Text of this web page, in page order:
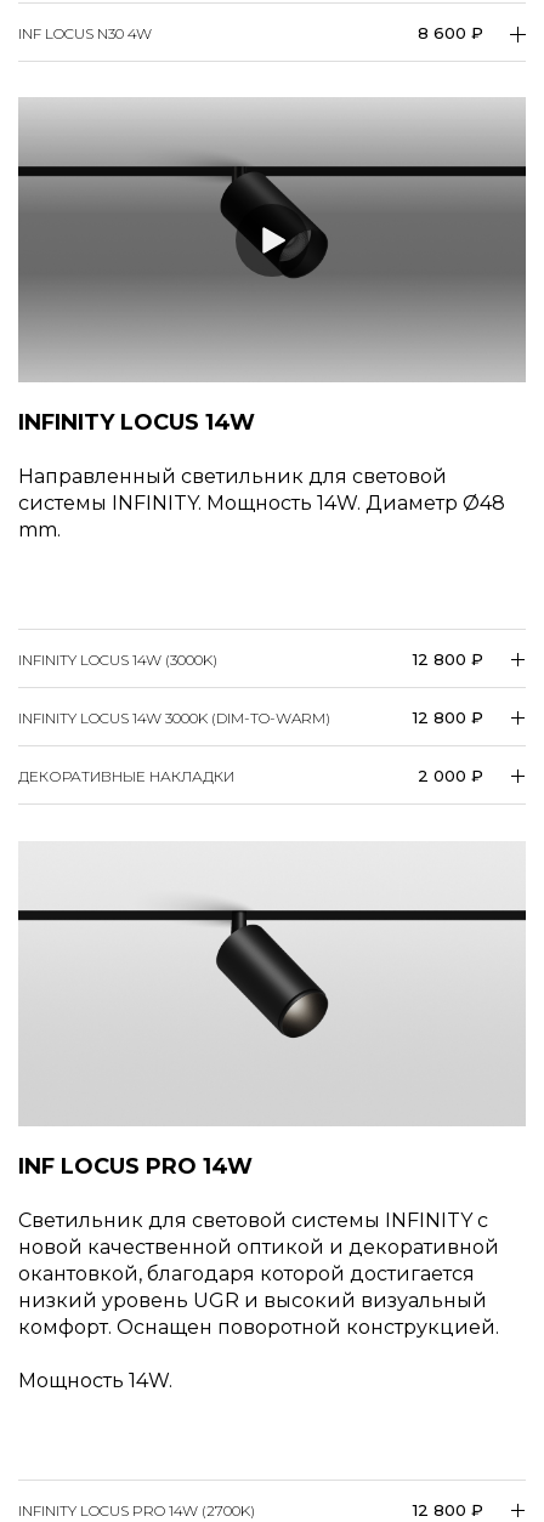
INF LOCUS N30 4W 8 600 ₽
INFINITY LOCUS 14W
Направленный светильник для световой
системы INFINITY. Мощность 14W. Диаметр
48
mm.
INFINITY LOCUS 14W (3000K) 12 800 ₽
INFINITY LOCUS 14W 3000K (DIM-TO-WARM) 12 800 ₽
ДЕКОРАТИВНЫЕ НАКЛАДКИ 2 000 ₽
INF LOCUS PRO 14W
Светильник для световой системы INFINITY с
новой качественной оптикой и декоративной
окантовкой, благодаря которой достигается
низкий уровень UGR и высокий визуальный
комфорт. Оснащен поворотной конструкцией.
Мощность 14W.
INFINITY LOCUS PRO 14W (2700K) 12 800 ₽